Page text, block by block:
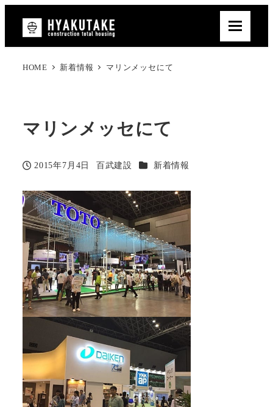
HOME 新着情報 マリンメッセにて
マリンメッセにて
投稿日
2015年7月4日
著
百武建設 カテゴリー
新着情報